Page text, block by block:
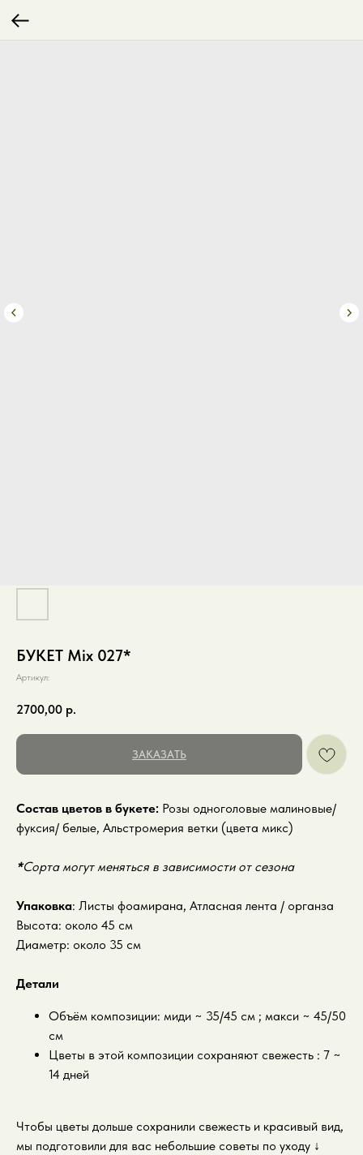
БУКЕТ Mix 027*
Артикул:
2700,00 р.
ЗАКАЗАТЬ
Состав цветов в букете: Розы одноголовые малиновые/
фуксия/ белые, Альстромерия ветки (цвета микс)
*Сорта могут меняться в зависимости от сезона
Упаковка: Листы фоамирана, Атласная лента / органза
Высота: около 45 см
Диаметр: около 35 см
Детали
Объём композиции: миди ~ 35/45 см ; макси ~ 45/50
см
Цветы в этой композиции сохраняют свежесть : 7 ~
14 дней
Чтобы цветы дольше сохранили свежесть и красивый вид,
мы подготовили для вас небольшие советы по уходу ↓